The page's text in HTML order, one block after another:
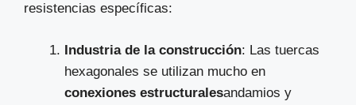
resistencias específicas:
Industria de la construcción: Las tuercas
hexagonales se utilizan mucho en
conexiones estructuralesandamios y